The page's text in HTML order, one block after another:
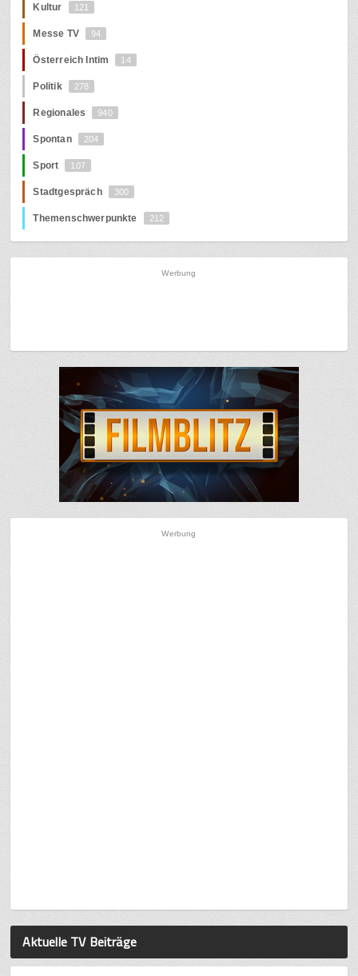
Kultur 121
Messe TV 94
Österreich Intim 14
Politik 278
Regionales 940
Spontan 204
Sport 107
Stadtgespräch 300
Themenschwerpunkte 212
Werbung
Werbung
Aktuelle TV Beiträge